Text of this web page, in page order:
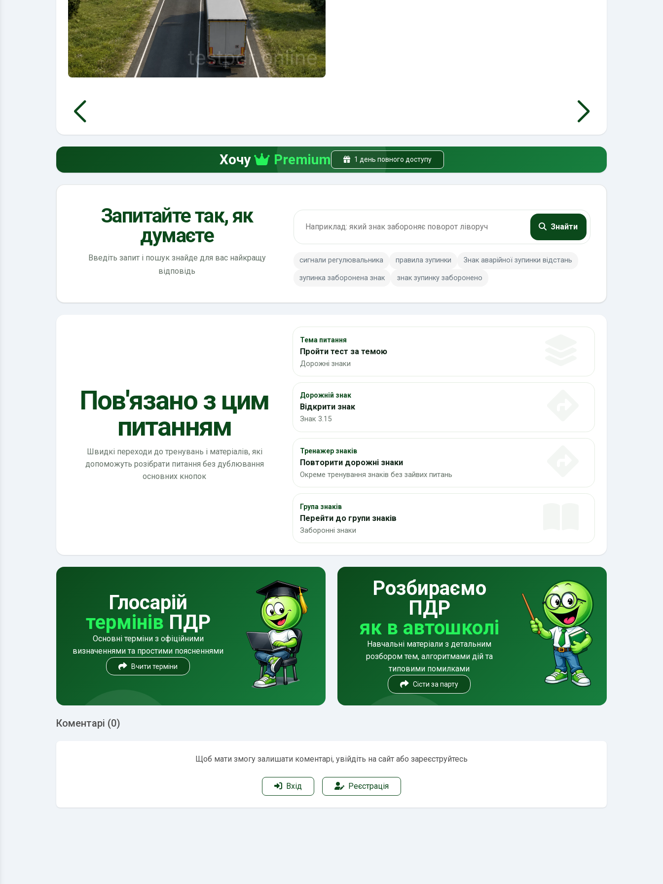
Хочу Premium 1 день повного доступу
Запитайте так, як
думаєте
Введіть запит і пошук знайде для вас найкращу
відповідь
Знайти
сигнали регулювальника правила зупинки Знак аварійної зупинки відстань
зупинка заборонена знак знак зупинку заборонено
Пов'язано з цим
питанням
Швидкі переходи до тренувань і матеріалів, які
допоможуть розібрати питання без дублювання
основних кнопок
Тема питання
Пройти тест за темою
Дорожні знаки
Дорожній знак
Відкрити знак
Знак 3.15
Тренажер знаків
Повторити дорожні знаки
Окреме тренування знаків без зайвих питань
Група знаків
Перейти до групи знаків
Заборонні знаки
Глосарій
термінів ПДР
Основні терміни з офіційними
визначеннями та простими поясненнями
Вчити терміни
Розбираємо
ПДР
як в автошколі
Навчальні матеріали з детальним
розбором тем, алгоритмами дій та
типовими помилками
Сісти за парту
Коментарі (0)
Щоб мати змогу залишати коментарі, увійдіть на сайт або зареєструйтесь
Вхід Реєстрація